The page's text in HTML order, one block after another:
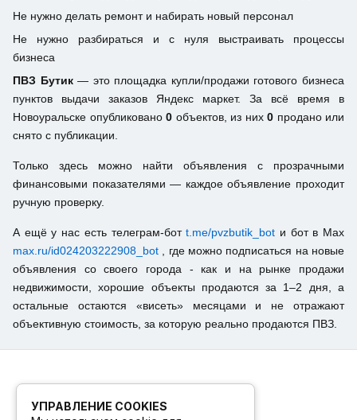
Не нужно делать ремонт и набирать новый персонал
Не нужно разбираться и с нуля выстраивать процессы
бизнеса
ПВЗ Бутик— это площадка купли/продажи готового бизнеса
пунктов выдачи заказов Яндекс маркет. За всё время в
Новоуральске опубликовано 0 объектов, из них 0 продано или
снято с публикации.
Только здесь можно найти объявления с прозрачными
финансовыми показателями — каждое объявление проходит
ручную проверку.
А ещё у нас есть телеграм-ботt.me/pvzbutik_bot и бот в Max
max.ru/id024203222908_bot
, где можно подписаться на новые
объявления со своего города - как и на рынке продажи
недвижимости, хорошие объекты продаются за 1–2 дня, а
остальные остаются «висеть» месяцами и не отражают
объективную стоимость, за которую реально продаются ПВЗ.
УПРАВЛЕНИЕ COOKIES